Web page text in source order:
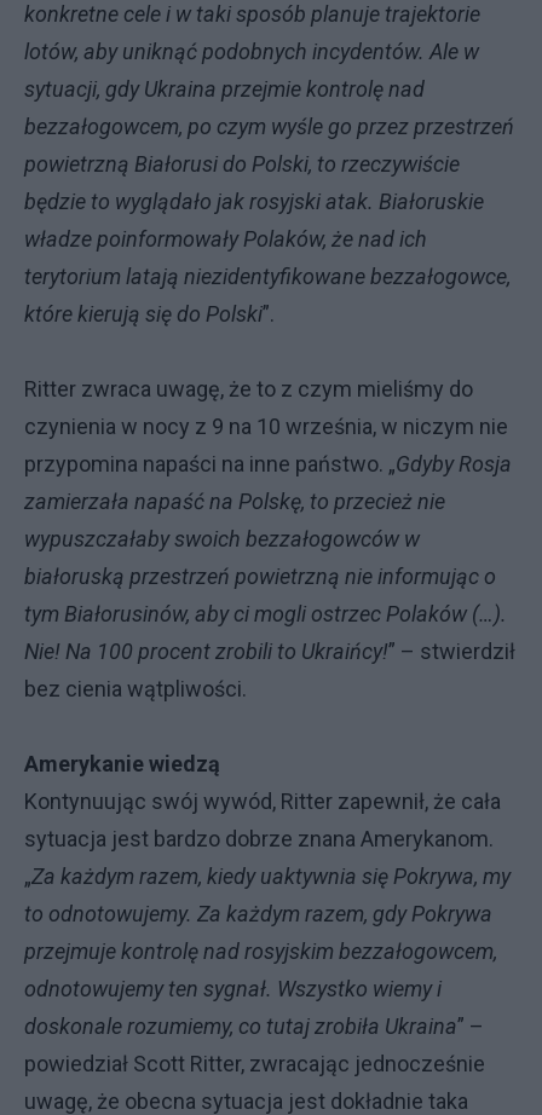
konkretne cele i w taki sposób planuje trajektorie
lotów, aby uniknąć podobnych incydentów. Ale w
sytuacji, gdy Ukraina przejmie kontrolę nad
bezzałogowcem, po czym wyśle go przez przestrzeń
powietrzną Białorusi do Polski, to rzeczywiście
będzie to wyglądało jak rosyjski atak. Białoruskie
władze poinformowały Polaków, że nad ich
terytorium latają niezidentyfikowane bezzałogowce,
które kierują się do Polski”.
Ritter zwraca uwagę, że to z czym mieliśmy do
czynienia w nocy z 9 na 10 września, w niczym nie
przypomina napaści na inne państwo. „Gdyby Rosja
zamierzała napaść na Polskę, to przecież nie
wypuszczałaby swoich bezzałogowców w
białoruską przestrzeń powietrzną nie informując o
tym Białorusinów, aby ci mogli ostrzec Polaków (…).
Nie! Na 100 procent zrobili to Ukraińcy!” – stwierdził
bez cienia wątpliwości.
Amerykanie wiedzą
Kontynuując swój wywód, Ritter zapewnił, że cała
sytuacja jest bardzo dobrze znana Amerykanom.
„Za każdym razem, kiedy uaktywnia się Pokrywa, my
to odnotowujemy. Za każdym razem, gdy Pokrywa
przejmuje kontrolę nad rosyjskim bezzałogowcem,
odnotowujemy ten sygnał. Wszystko wiemy i
doskonale rozumiemy, co tutaj zrobiła Ukraina” –
powiedział Scott Ritter, zwracając jednocześnie
uwagę, że obecna sytuacja jest dokładnie taka